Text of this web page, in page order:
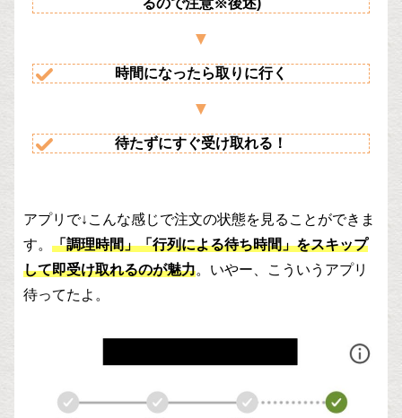
るので注意※後述)
時間になったら取りに行く
待たずにすぐ受け取れる！
アプリで↓こんな感じで注文の状態を見ることができま
す。 「調理時間」「行列による待ち時間」をスキップ
して即受け取れるのが魅力。いやー、こういうアプリ
待ってたよ。